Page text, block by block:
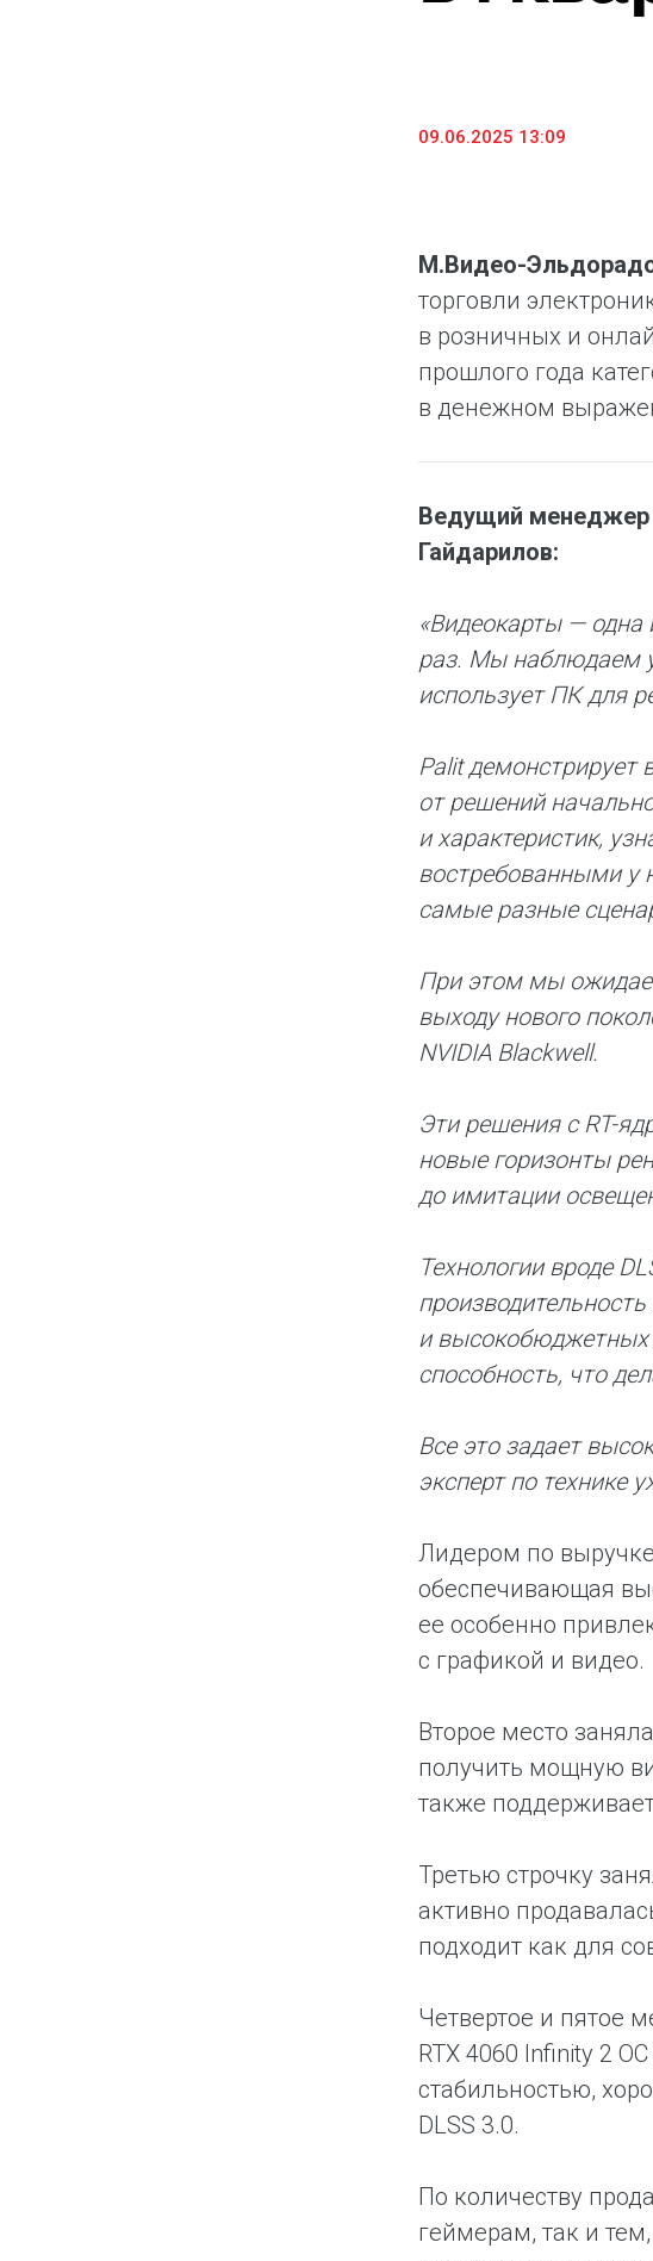
«М.Видео» —
категории
09.06.2025 13:09
М.Видео-
торговли
в розничных и
прошлого года
в денежном
Ведущий менеджер
Гайдарилов:
«Видеокарты — одна
раз. Мы наблюдаем
использует ПК для
Palit
от решений
и характеристик,
востребованными у
самые разные
При этом мы
выходу нового
NVIDIA Blackwell.
Эти решения с RT-
новые горизонты
до имитации
Технологии вроде
и высокобюджетных
способность, что
Все это задает
эксперт по технике
Лидером по выручке
обеспечивающая
ее особенно
с графикой и видео.
Второе место
получить мощную
также
Третью строчку
активно
подходит как для
Четвертое и пятое
RTX 4060 Infinity 2
стабильностью,
DLSS 3.0.
По количеству
геймерам, так и